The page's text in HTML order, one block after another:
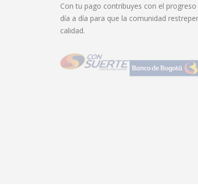
Con tu pago contribuyes con el
día a día para que la comunidad
calidad.